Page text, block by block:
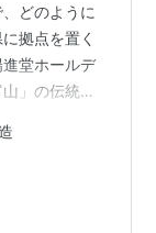
どのように
拠点を置く
堂ホールデ
」の伝統を
漬物から発
発では業界
OEM（受託
を拓く同社